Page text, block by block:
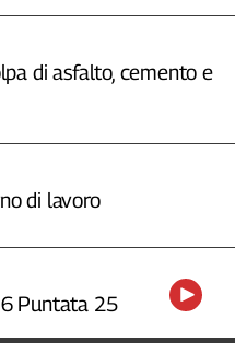
di asfalto, cemento e
di lavoro
6 Puntata 25